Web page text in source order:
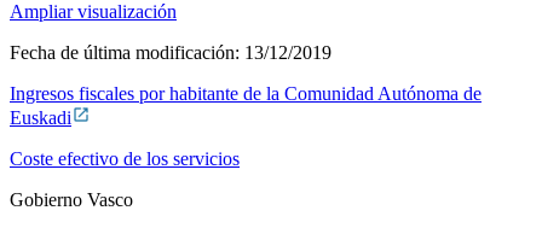
Ampliar visualización
Fecha de última modificación: 13/12/2019
Ingresos fiscales por habitante de la Comunidad Autónoma de
Euskadi
Coste efectivo de los servicios
Gobierno Vasco